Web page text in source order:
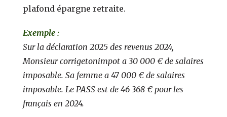
plafond épargne retraite.
Exemple :
Sur la déclaration 2025 des revenus 2024,
Monsieur corrigetonimpot a 30 000 € de salaires
imposable. Sa femme a 47 000 € de salaires
imposable. Le PASS est de 46 368 € pour les
français en 2024.